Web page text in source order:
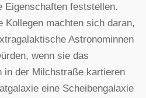
Eigenschaften feststellen.
Kollegen machten sich daran,
Astronominnen
wenn sie das
in der Milchstraße kartieren
eine Scheibengalaxie